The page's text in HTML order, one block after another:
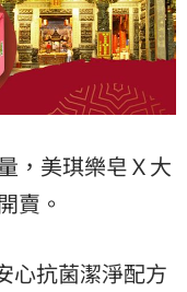
，美琪樂皂Ｘ大
賣。
心抗菌潔淨配方